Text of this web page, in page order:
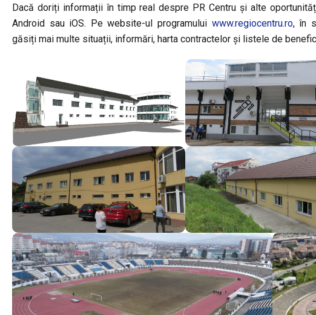
Dacă doriți informații în timp real despre PR Centru și alte
Android sau iOS. Pe website-ul programului www.regiocentru.ro, în
găsiți mai multe situații, informări, harta contractelor și listele de